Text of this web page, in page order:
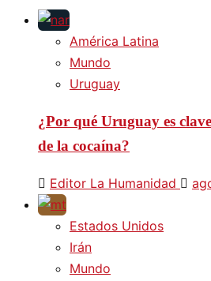
América Latina
Mundo
Uruguay
¿Por qué Uruguay es
de la cocaína?
Editor La Humanidad
Estados Unidos
Irán
Mundo